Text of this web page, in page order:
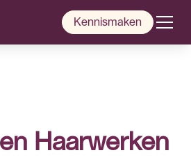
Kennismaken
Haarwerken